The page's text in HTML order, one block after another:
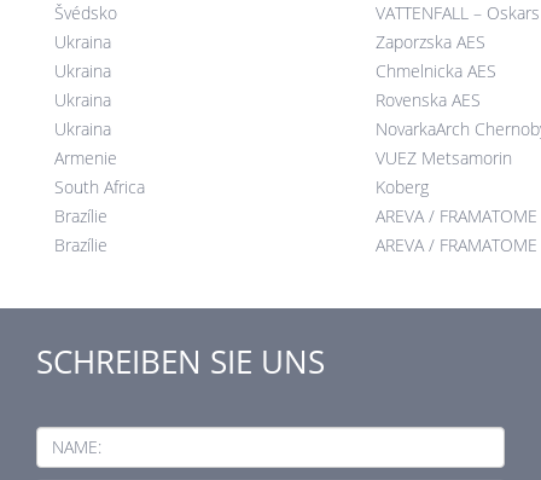
Švédsko
VATTENFALL –
Ukraina
Zaporzska AES
Ukraina
Chmelnicka AES
Ukraina
Rovenska AES
Ukraina
NovarkaArch
Armenie
VUEZ Metsamorin
South Africa
Koberg
Brazílie
AREVA /
Brazílie
AREVA /
SCHREIBEN SIE UNS
NAME: